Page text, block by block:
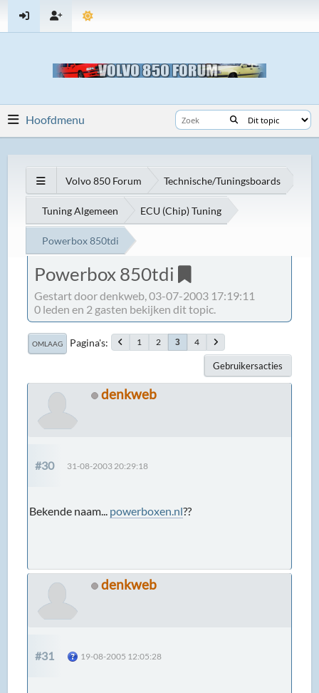
Hoofdmenu
Volvo 850 Forum Technische/Tuningsboards
Tuning Algemeen ECU (Chip) Tuning
Powerbox 850tdi
Powerbox 850tdi
Gestart door denkweb, 03-07-2003 17:19:11
0 leden en 2 gasten bekijken dit topic.
OMLAAG Pagina's 1 2 3 4
Gebruikersacties
denkweb
#30 31-08-2003 20:29:18
Bekende naam... powerboxen.nl??
denkweb
#31 19-08-2005 12:05:28